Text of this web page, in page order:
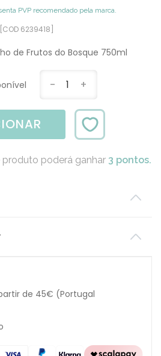
PVP recomendado pela marca.
[COD 6239418]
de Frutos do Bosque 750ml
- 1 +
poderá ganhar 3 pontos.
de 45€ (Portugal